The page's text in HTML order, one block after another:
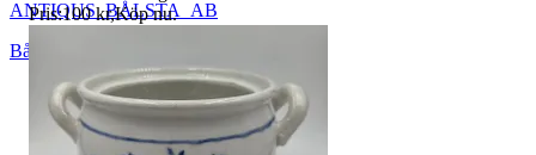
ANTIQUS_BÅLSTA_AB
Bålsta
Pris:100 kr,Köp nu.